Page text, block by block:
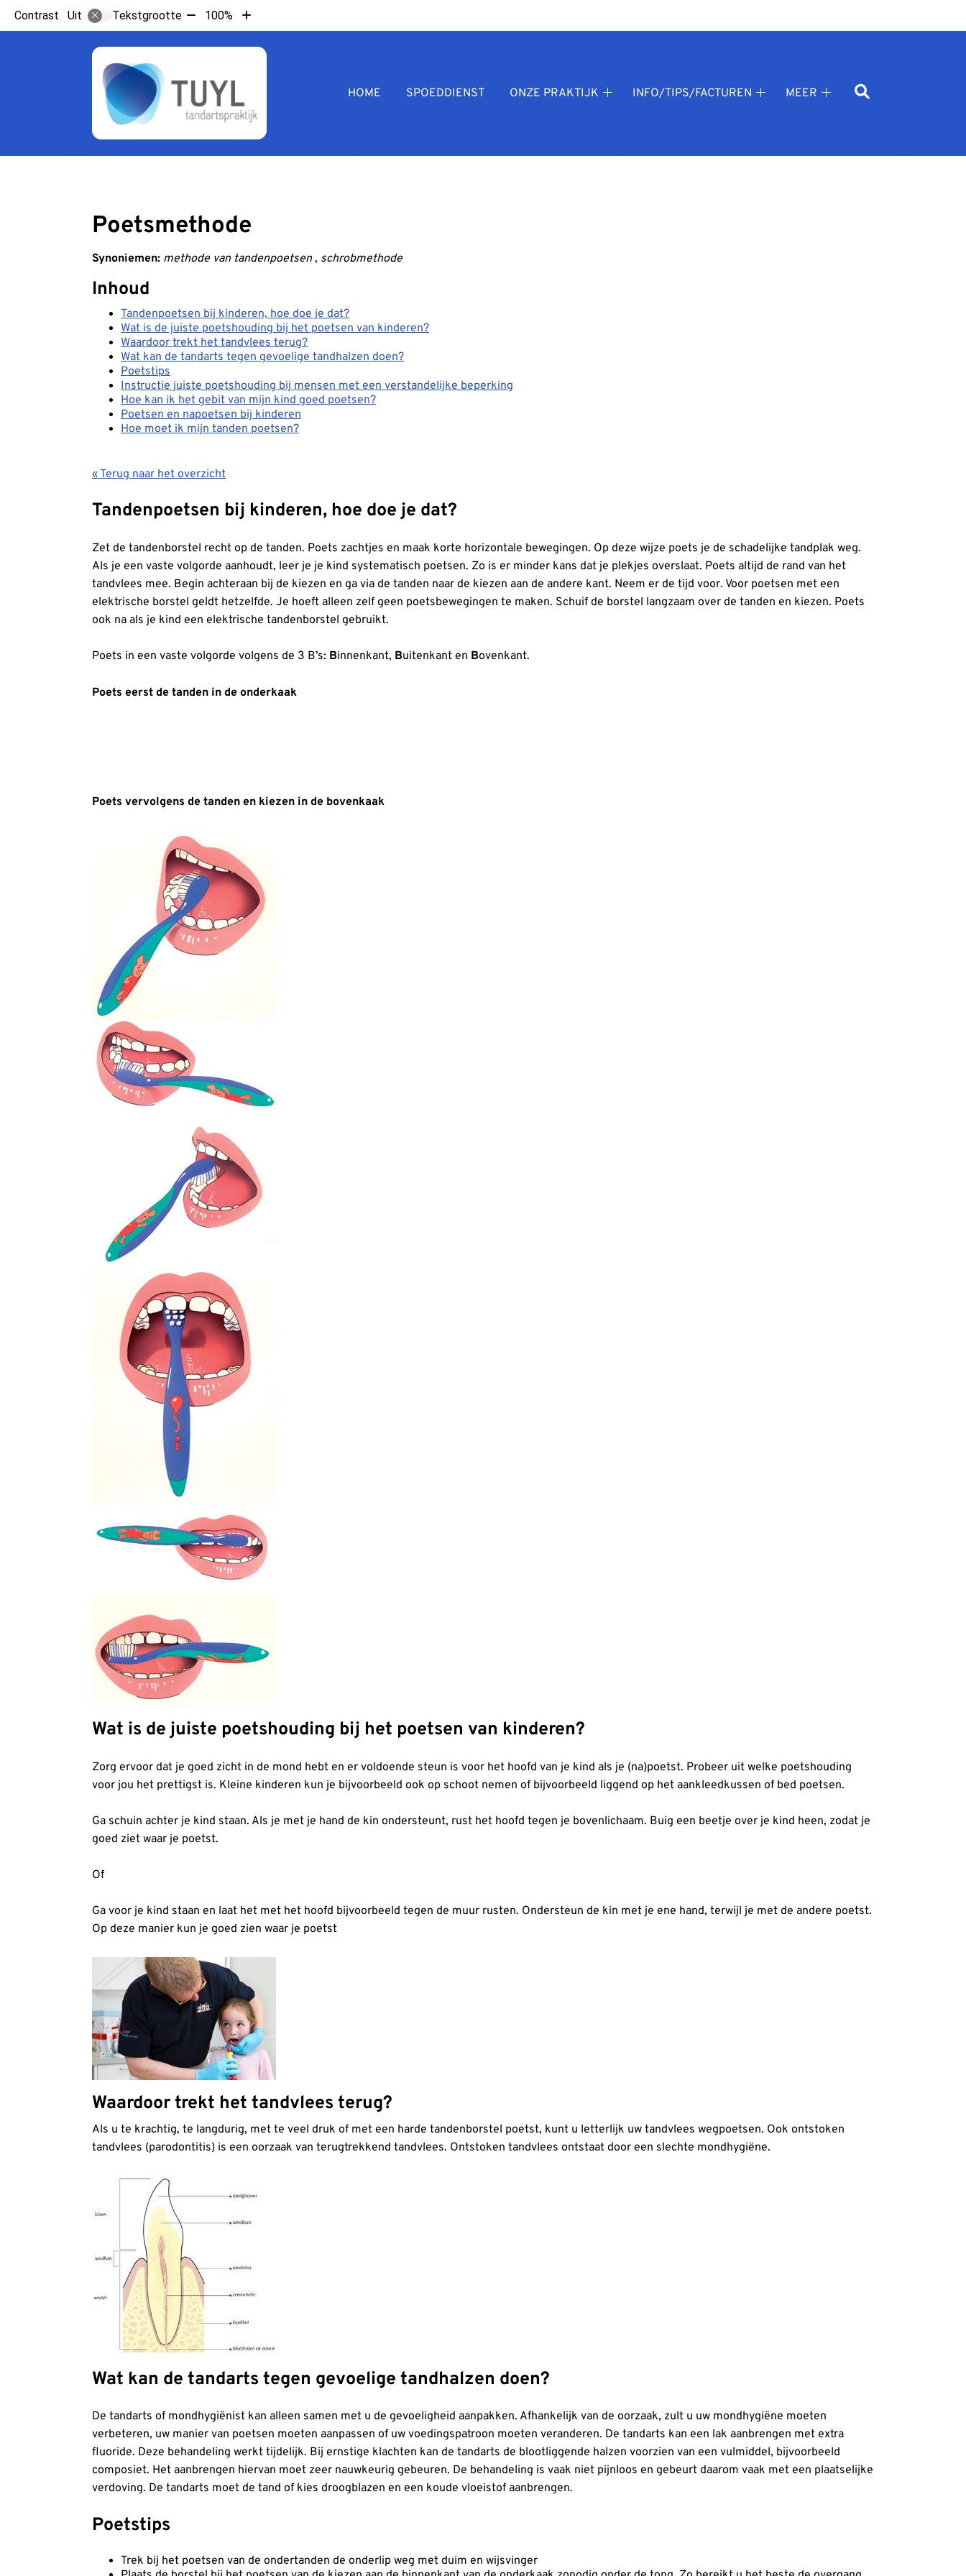
Contrast Uit Tekstgrootte Tekst
verkleinen
met
100%
Tekst
vergroten
met
HOME SPOEDDIENST
ONZE PRAKTIJK
INFO/TIPS/FACTUREN
MEER
Poetsmethode
Synoniemen: methode van tandenpoetsen, schrobmethode
Inhoud
Tandenpoetsen bij kinderen, hoe doe je dat?
Wat is de juiste poetshouding bij het poetsen van kinderen?
Waardoor trekt het tandvlees terug?
Wat kan de tandarts tegen gevoelige tandhalzen doen?
Poetstips
Instructie juiste poetshouding bij mensen met een verstandelijke beperking
Hoe kan ik het gebit van mijn kind goed poetsen?
Poetsen en napoetsen bij kinderen
Hoe moet ik mijn tanden poetsen?
« Terug naar het overzicht
Tandenpoetsen bij kinderen, hoe doe je dat?
Zet de tandenborstel recht op de tanden. Poets zachtjes en maak korte horizontale bewegingen. Op deze wijze poets je de schadelijke tandplak weg.
Als je een vaste volgorde aanhoudt, leer je je kind systematisch poetsen. Zo is er minder kans dat je plekjes overslaat. Poets altijd de rand van het
tandvlees mee. Begin achteraan bij de kiezen en ga via de tanden naar de kiezen aan de andere kant. Neem er de tijd voor. Voor poetsen met een
elektrische borstel geldt hetzelfde. Je hoeft alleen zelf geen poetsbewegingen te maken. Schuif de borstel langzaam over de tanden en kiezen. Poets
ook na als je kind een elektrische tandenborstel gebruikt.
Poets in een vaste volgorde volgens de 3 B’s: Binnenkant, Buitenkant en Bovenkant.
Poets eerst de tanden in de onderkaak
Poets vervolgens de tanden en kiezen in de bovenkaak
Wat is de juiste poetshouding bij het poetsen van kinderen?
Zorg ervoor dat je goed zicht in de mond hebt en er voldoende steun is voor het hoofd van je kind als je (na)poetst. Probeer uit welke poetshouding
voor jou het prettigst is. Kleine kinderen kun je bijvoorbeeld ook op schoot nemen of bijvoorbeeld liggend op het aankleedkussen of bed poetsen.
Ga schuin achter je kind staan. Als je met je hand de kin ondersteunt, rust het hoofd tegen je bovenlichaam. Buig een beetje over je kind heen, zodat je
goed ziet waar je poetst.
Of
Ga voor je kind staan en laat het met het hoofd bijvoorbeeld tegen de muur rusten. Ondersteun de kin met je ene hand, terwijl je met de andere poetst.
Op deze manier kun je goed zien waar je poetst
Waardoor trekt het tandvlees terug?
Als u te krachtig, te langdurig, met te veel druk of met een harde tandenborstel poetst, kunt u letterlijk uw tandvlees wegpoetsen. Ook ontstoken
tandvlees (parodontitis) is een oorzaak van terugtrekkend tandvlees. Ontstoken tandvlees ontstaat door een slechte mondhygiëne.
Wat kan de tandarts tegen gevoelige tandhalzen doen?
De tandarts of mondhygiënist kan alleen samen met u de gevoeligheid aanpakken. Afhankelijk van de oorzaak, zult u uw mondhygiëne moeten
verbeteren, uw manier van poetsen moeten aanpassen of uw voedingspatroon moeten veranderen. De tandarts kan een lak aanbrengen met extra
fluoride. Deze behandeling werkt tijdelijk. Bij ernstige klachten kan de tandarts de blootliggende halzen voorzien van een vulmiddel, bijvoorbeeld
composiet. Het aanbrengen hiervan moet zeer nauwkeurig gebeuren. De behandeling is vaak niet pijnloos en gebeurt daarom vaak met een plaatselijke
verdoving. De tandarts moet de tand of kies droogblazen en een koude vloeistof aanbrengen.
Poetstips
Trek bij het poetsen van de ondertanden de onderlip weg met duim en wijsvinger